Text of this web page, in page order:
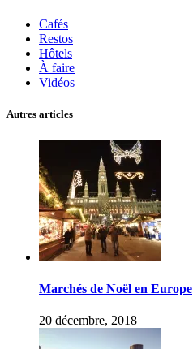
Cafés
Restos
Hôtels
À faire
Vidéos
Autres articles
Marchés de Noël en Europe
20 décembre, 2018